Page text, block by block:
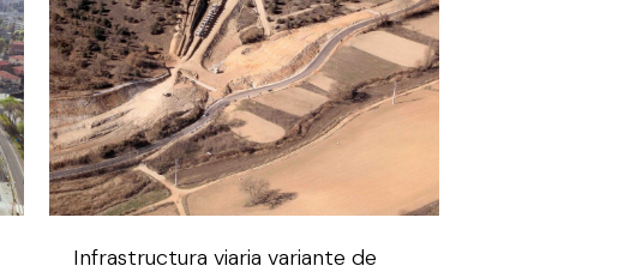
Infrastructura viaria variante de